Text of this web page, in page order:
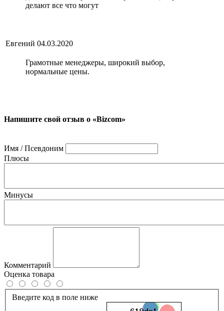
делают все что могут
Евгений 04.03.2020
Грамотные менеджеры, широкий выбор,
нормальные цены.
Напишите свой отзыв о «Bizcom»
Имя / Псевдоним
Плюсы
Минусы
Комментарий
Оценка товара
Введите код в поле ниже